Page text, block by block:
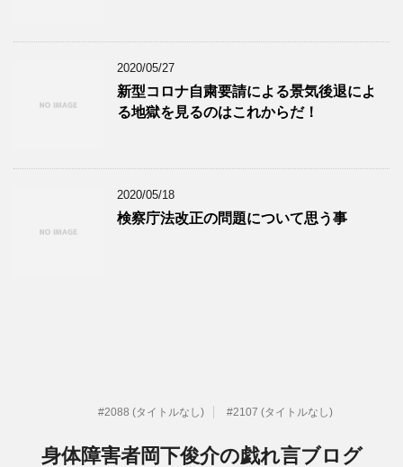
2020/05/27
新型コロナ自粛要請による景気後退によ
る地獄を見るのはこれからだ！
2020/05/18
検察庁法改正の問題について思う事
#2088 (タイトルなし) #2107 (タイトルなし)
身体障害者岡下俊介の戯れ言ブログ